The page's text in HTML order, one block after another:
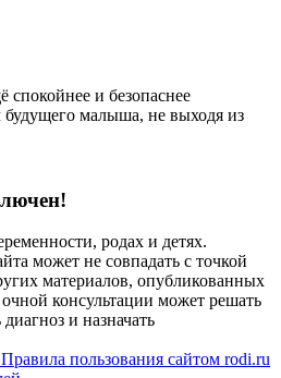
спокойнее и безопаснее
будущего малыша, не выходя из
родах и детях.
может не совпадать с точкой
материалов, опубликованных
консультации может решать
и назначать
Правила пользования сайтом rodi.ru